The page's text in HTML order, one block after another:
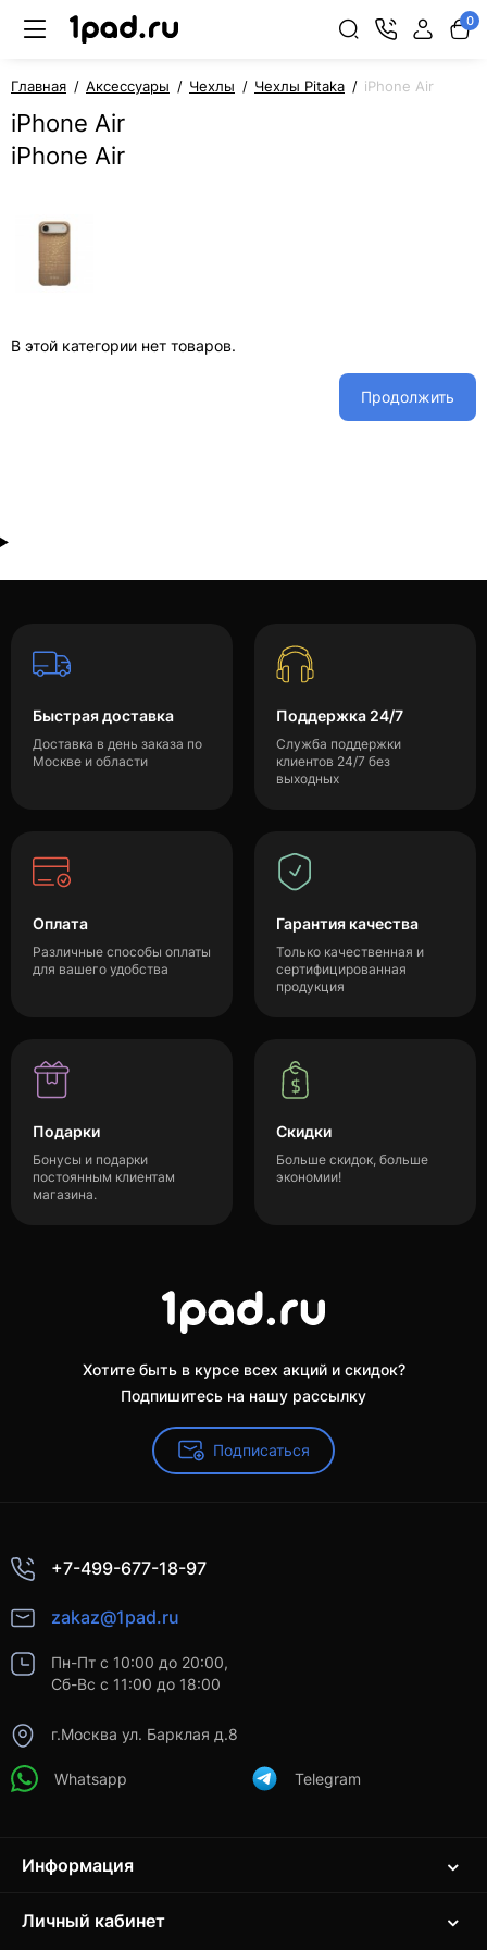
0
Главная Аксессуары Чехлы Чехлы Pitaka iPhone Air
iPhone Air
iPhone Air
В этой категории нет товаров.
Продолжить
Быстрая доставка
Доставка в день заказа по
Москве и области
Поддержка 24/7
Служба поддержки
клиентов 24/7 без
выходных
Оплата
Различные способы оплаты
для вашего удобства
Гарантия качества
Только качественная и
сертифицированная
продукция
Подарки
Бонусы и подарки
постоянным клиентам
магазина.
Скидки
Больше скидок, больше
экономии!
Хотите быть в курсе всех акций и скидок?
Подпишитесь на нашу рассылку
Подписаться
+7-499-677-18-97
zakaz@1pad.ru
Пн-Пт с 10:00 до 20:00,
Сб-Вс с 11:00 до 18:00
г.Москва ул. Барклая д.8
Whatsapp Telegram
Информация
Личный кабинет